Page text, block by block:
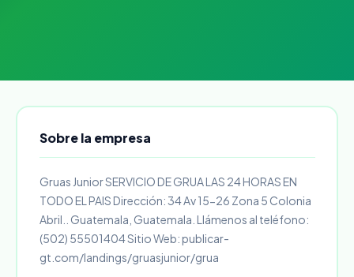
Sobre la empresa
Gruas Junior SERVICIO DE GRUA LAS 24 HORAS EN
TODO EL PAIS Dirección: 34 Av 15-26 Zona 5 Colonia
Abril.. Guatemala, Guatemala. Llámenos al teléfono:
(502) 55501404 Sitio Web: publicar-
gt.com/landings/gruasjunior/grua